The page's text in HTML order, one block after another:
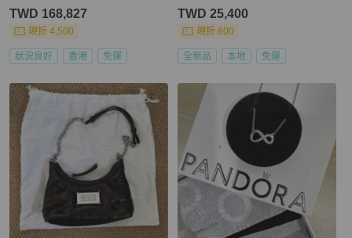
TWD 168,827
現折 4,500
狀況良好 香港 免運
TWD 25,400
現折 800
全新品 本地 免運